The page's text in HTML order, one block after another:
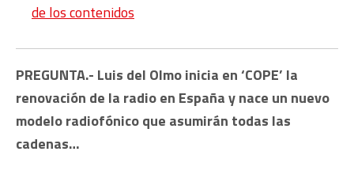
de los contenidos
PREGUNTA.- Luis del Olmo inicia en ‘COPE’ la
renovación de la radio en España y nace un nuevo
modelo radiofónico que asumirán todas las
cadenas…